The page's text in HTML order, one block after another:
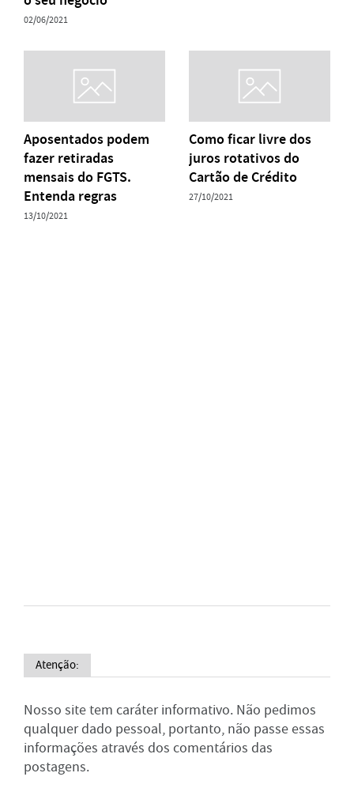
02/06/2021
Aposentados podem
fazer retiradas
mensais do FGTS.
Entenda regras
13/10/2021
Como ficar livre dos
juros rotativos do
Cartão de Crédito
27/10/2021
Atenção:
Nosso site tem caráter informativo. Não pedimos
qualquer dado pessoal, portanto, não passe essas
informações através dos comentários das
postagens.